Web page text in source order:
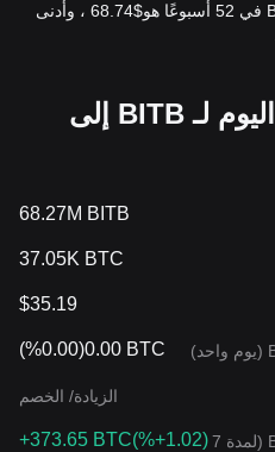
ساعة. أعلى مستوى وصلت له BITB في 52 أسبوعًا هو$68.74 ، وأدنى
نسبة الزيادة/الخصم اليوم لـ BITB إلى
68.27M BITB
37.05K BTC
$35.19
0.00 BTC
(%0.00)
الزيادة/ الخصم
معدّل التغير في سعر البيتكوين BTC (لمدة 7
+373.65 BTC(%+1.02)